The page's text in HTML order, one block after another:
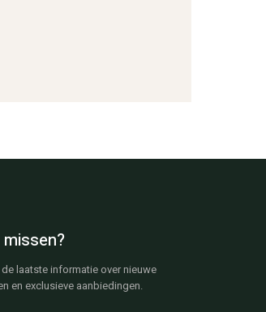
laatste informatie over nieuwe
en exclusieve aanbiedingen.